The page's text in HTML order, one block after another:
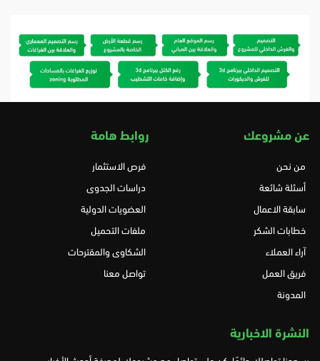
عن مشروعك
من نحن
أسئلة شائعة
سابقة الاعمال
خطابات الشكر
آراء العملاء
فريق العمل
المدونة
روابط هامة
فرص الاستثمار
دراسات الجدوى
العضويات الدولية
ملفات التحميل
الشكاوى والمقترحات
تواصل معنا
النشرة الاخبارية